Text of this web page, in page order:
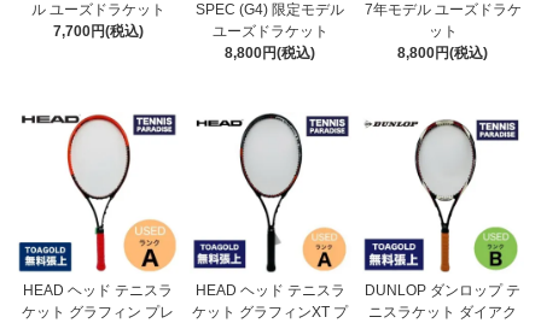
ル ユーズドラケット
7,700円(税込)
SPEC (G4) 限定モデル
ユーズドラケット
8,800円(税込)
7年モデル ユーズドラケ
ット
8,800円(税込)
HEAD ヘッド テニスラ
ケット グラフィン プレ
HEAD ヘッド テニスラ
ケット グラフィンXT プ
DUNLOP ダンロップ テ
ニスラケット ダイアク